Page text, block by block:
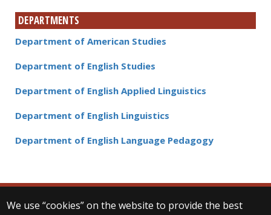
DEPARTMENTS
Department of American Studies
Department of English Studies
Department of English Applied Linguistics
Department of English Linguistics
Department of English Language Pedagogy
We use “cookies” on the website to provide the best
© 2025 Eötvös Loránd University